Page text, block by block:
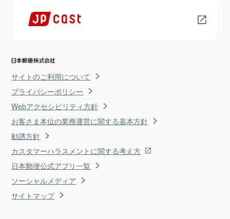
サイトのご利用について
プライバシーポリシー
Webアクセシビリティ方針
お客さま本位の業務運営に関する基本方針
勧誘方針
カスタマーハラスメントに関する考え方
日本郵便公式アプリ一覧
ソーシャルメディア
サイトマップ